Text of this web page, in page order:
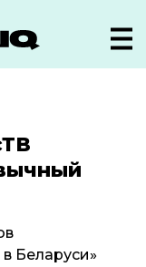
Беларуси»